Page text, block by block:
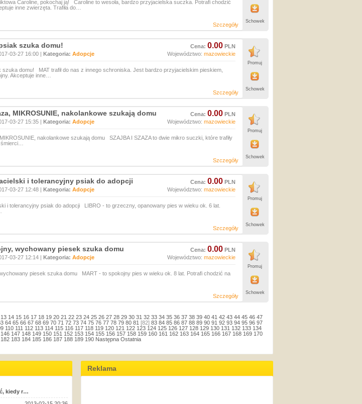
Caroline, pokochaj ją! Caroline to wesoła, bardzo przyjacielska suczka. Potrafi chodzić
inne zwierzęta. Trafiła do…
Szczegóły
Schowek
szuka domu! Cena: 0.00 PLN
03-27 16:00 | Kategoria: Adopcje Województwo: mazowieckie
szuka domu! MAT trafił do nas z innego schroniska. Jest bardzo przyjacielskim pieskiem,
Akceptuje inne…
Szczegóły
Promuj
Schowek
MIKROSUNIE, nakolankowe szukają domu Cena: 0.00 PLN
03-27 15:35 | Kategoria: Adopcje Województwo: mazowieckie
nakolankowe szukają domu SZAJBA I SZAZA to dwie mikro suczki, które trafiły
Szczegóły
Promuj
Schowek
i tolerancyjny psiak do adopcji Cena: 0.00 PLN
03-27 12:48 | Kategoria: Adopcje Województwo: mazowieckie
i tolerancyjny psiak do adopcji LIBRO - to grzeczny, opanowany pies w wieku ok. 6 lat.
Szczegóły
Promuj
Schowek
wychowany piesek szuka domu Cena: 0.00 PLN
03-27 12:14 | Kategoria: Adopcje Województwo: mazowieckie
piesek szuka domu MART - to spokojny pies w wieku ok. 8 lat. Potrafi chodzić na
Szczegóły
Promuj
Schowek
13 14 15 16 17 18 19 20 21 22 23 24 25 26 27 28 29 30 31 32 33 34 35 36 37 38 39 40 41 42 43 44 45 46 47
64 65 66 67 68 69 70 71 72 73 74 75 76 77 78 79 80 81 [82] 83 84 85 86 87 88 89 90 91 92 93 94 95 96 97
110 111 112 113 114 115 116 117 118 119 120 121 122 123 124 125 126 127 128 129 130 131 132 133 134
146 147 148 149 150 151 152 153 154 155 156 157 158 159 160 161 162 163 164 165 166 167 168 169 170
182 183 184 185 186 187 188 189 190 Następna Ostatnia
kiedy r…
Reklama